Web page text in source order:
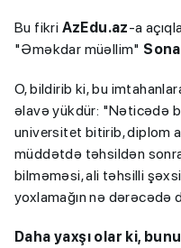
Bu fikri AzEdu.az-a
"Əməkdar müəllim"
O, bildirib ki, bu
əlavə yükdür: "Nəticədə
universitet bitirib, diplom
müddətdə təhsildən
bilməməsi, ali təhsilli
yoxlamağın nə dərəcədə
Daha yaxşı olar ki,